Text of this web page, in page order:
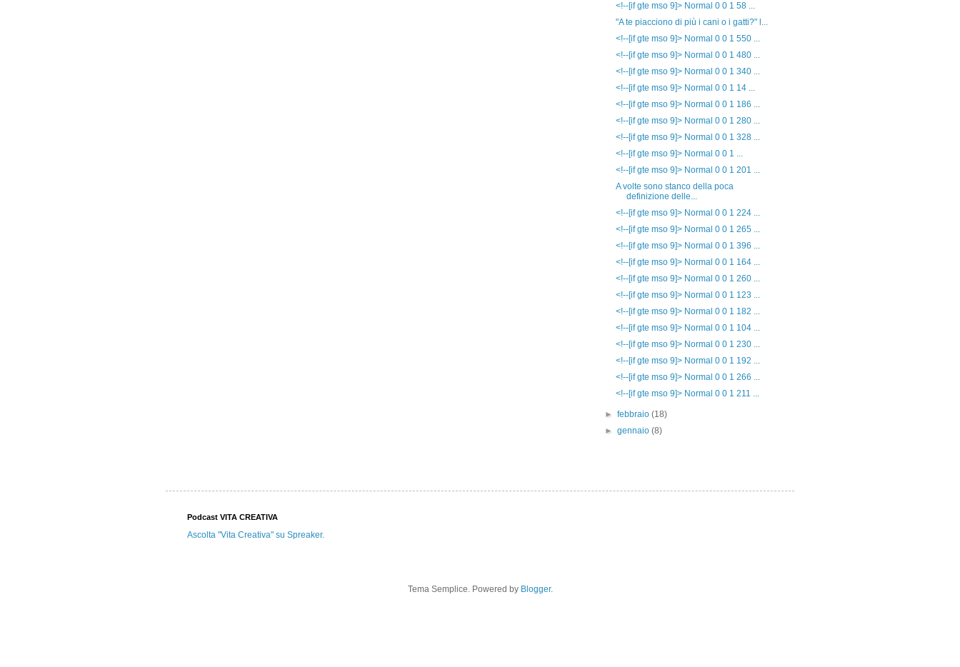
<!--[if gte mso 9]> Normal 0 0 1 58 ...
"A te piacciono di più i cani o i gatti?" l...
<!--[if gte mso 9]> Normal 0 0 1 550 ...
<!--[if gte mso 9]> Normal 0 0 1 480 ...
<!--[if gte mso 9]> Normal 0 0 1 340 ...
<!--[if gte mso 9]> Normal 0 0 1 14 ...
<!--[if gte mso 9]> Normal 0 0 1 186 ...
<!--[if gte mso 9]> Normal 0 0 1 280 ...
<!--[if gte mso 9]> Normal 0 0 1 328 ...
<!--[if gte mso 9]> Normal 0 0 1 ...
<!--[if gte mso 9]> Normal 0 0 1 201 ...
A volte sono stanco della poca
definizione delle...
<!--[if gte mso 9]> Normal 0 0 1 224 ...
<!--[if gte mso 9]> Normal 0 0 1 265 ...
<!--[if gte mso 9]> Normal 0 0 1 396 ...
<!--[if gte mso 9]> Normal 0 0 1 164 ...
<!--[if gte mso 9]> Normal 0 0 1 260 ...
<!--[if gte mso 9]> Normal 0 0 1 123 ...
<!--[if gte mso 9]> Normal 0 0 1 182 ...
<!--[if gte mso 9]> Normal 0 0 1 104 ...
<!--[if gte mso 9]> Normal 0 0 1 230 ...
<!--[if gte mso 9]> Normal 0 0 1 192 ...
<!--[if gte mso 9]> Normal 0 0 1 266 ...
<!--[if gte mso 9]> Normal 0 0 1 211 ...
►febbraio(18)
►gennaio(8)
Podcast VITA CREATIVA
Ascolta "Vita Creativa" su Spreaker.
Tema Semplice. Powered by Blogger.